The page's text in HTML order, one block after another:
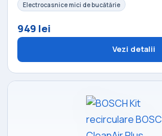
Electrocasnice mici de bucătărie
949 lei
Vezi detalii